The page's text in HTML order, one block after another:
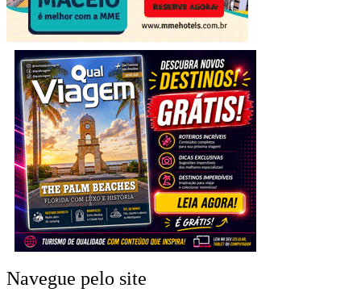
Navegue pelo site